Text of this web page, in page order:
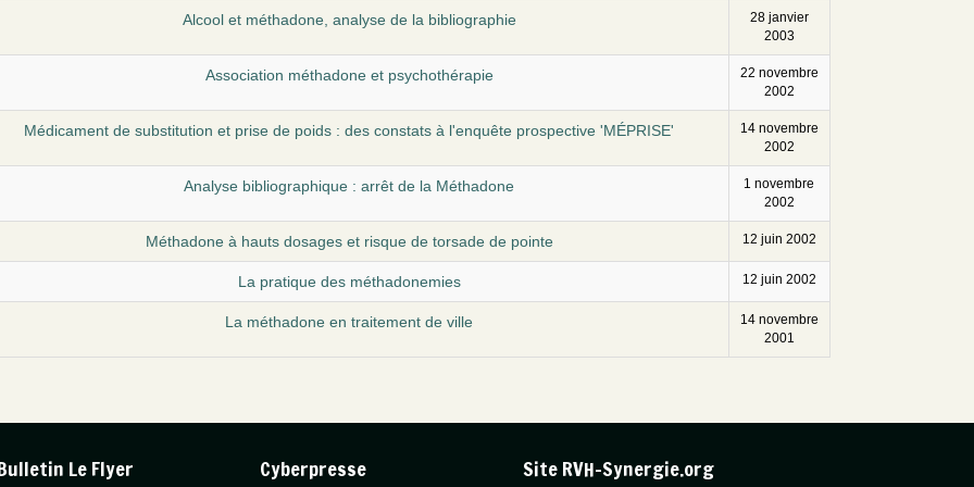
Alcool et méthadone, analyse de la bibliographie
28 janvier
2003
Association méthadone et psychothérapie
22 novembre
2002
Médicament de substitution et prise de poids : des constats à l'enquête prospective 'MÉPRISE'
14 novembre
2002
Analyse bibliographique : arrêt de la Méthadone
1 novembre
2002
Méthadone à hauts dosages et risque de torsade de pointe 12 juin 2002
La pratique des méthadonemies 12 juin 2002
La méthadone en traitement de ville
14 novembre
2001
Le Flyer Cyberpresse Site RVH-Synergie.org